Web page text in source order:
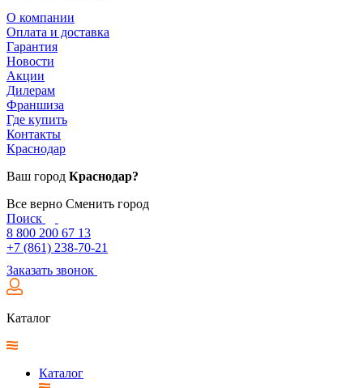
О компании
Оплата и доставка
Гарантия
Новости
Акции
Дилерам
Франшиза
Где купить
Контакты
Краснодар
Ваш город Краснодар?
Все верно Сменить город
Поиск
8 800 200 67 13
+7 (861) 238-70-21
Заказать звонок
Каталог
Каталог